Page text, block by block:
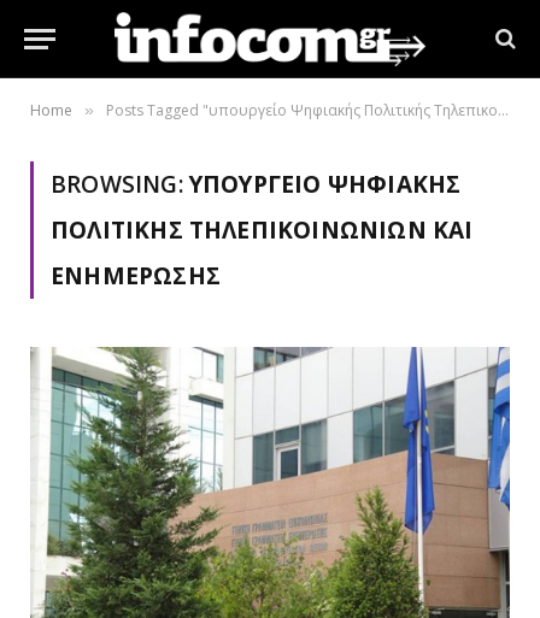
Home » Posts Tagged "υπουργείο Ψηφιακής Πολιτικής Τηλεπικοινωνιών και Ενημέρωσης"
BROWSING:ΥΠΟΥΡΓΕΊΟ ΨΗΦΙΑΚΉΣ
ΠΟΛΙΤΙΚΉΣ ΤΗΛΕΠΙΚΟΙΝΩΝΙΏΝ ΚΑΙ
ΕΝΗΜΈΡΩΣΗΣ